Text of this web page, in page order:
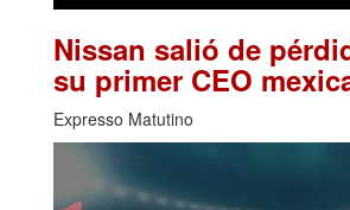
Nissan salió de
su primer CEO
Expresso Matutino